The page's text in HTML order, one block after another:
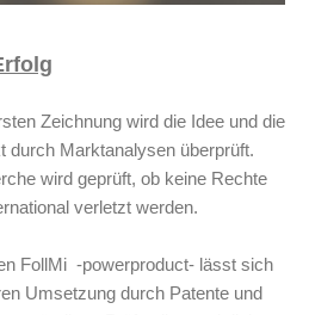
Zeichnung wird die Idee und die
durch Marktanalysen überprüft.
wird geprüft, ob keine Rechte
verletzt werden.
FollMi -powerproduct- lässt sich
Umsetzung durch Patente und